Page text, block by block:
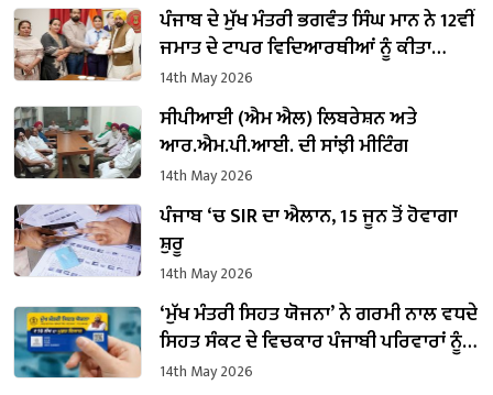
ਪੰਜਾਬ ਦੇ ਮੁੱਖ ਮੰਤਰੀ ਭਗਵੰਤ ਸਿੰਘ ਮਾਨ ਨੇ 12ਵੀਂ
ਜਮਾਤ ਦੇ ਟਾਪਰ ਵਿਦਿਆਰਥੀਆਂ ਨੂੰ ਕੀਤਾ
ਸਨਮਾਨਿਤ
14th May 2026
ਸੀਪੀਆਈ (ਐਮ ਐਲ) ਲਿਬਰੇਸ਼ਨ ਅਤੇ
ਆਰ.ਐਮ.ਪੀ.ਆਈ. ਦੀ ਸਾਂਝੀ ਮੀਟਿੰਗ
14th May 2026
ਪੰਜਾਬ ‘ਚ SIR ਦਾ ਐਲਾਨ, 15 ਜੂਨ ਤੋਂ ਹੋਵਾਗਾ
ਸ਼ੁਰੂ
14th May 2026
‘ਮੁੱਖ ਮੰਤਰੀ ਸਿਹਤ ਯੋਜਨਾ’ ਨੇ ਗਰਮੀ ਨਾਲ ਵਧਦੇ
ਸਿਹਤ ਸੰਕਟ ਦੇ ਵਿਚਕਾਰ ਪੰਜਾਬੀ ਪਰਿਵਾਰਾਂ ਨੂੰ
ਦਿੱਤੀ ਰਾਹਤ
14th May 2026